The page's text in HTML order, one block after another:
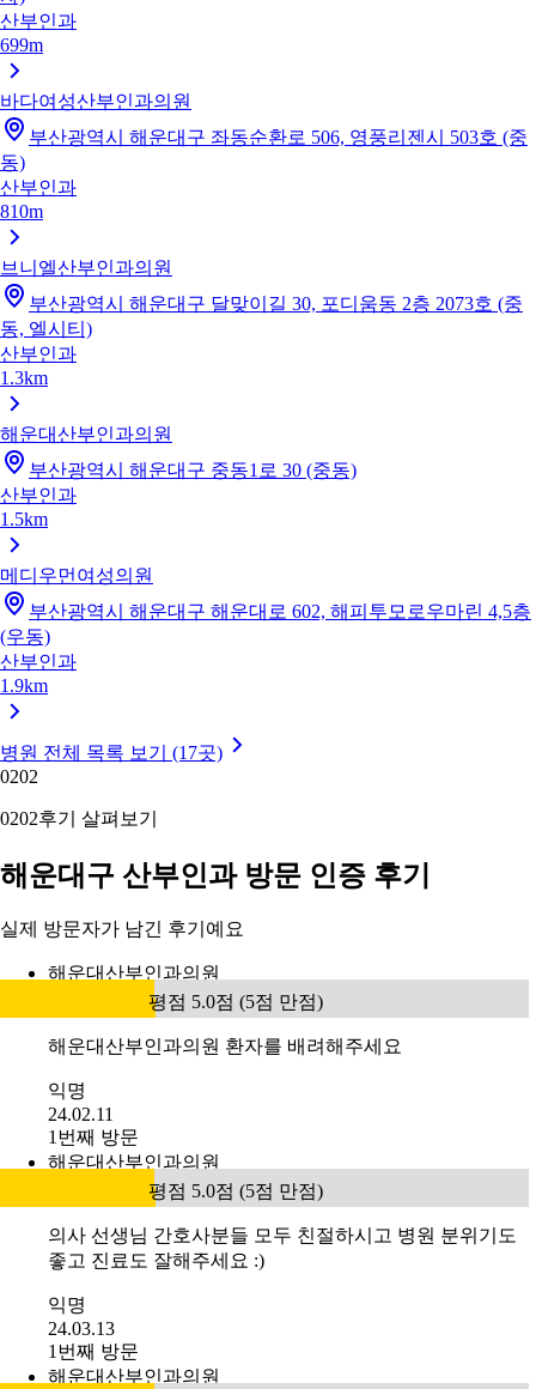
산부인과
699m
바다여성산부인과의원
부산광역시 해운대구 좌동순환로 506, 영풍리젠시 503호 (중
동)
산부인과
810m
브니엘산부인과의원
부산광역시 해운대구 달맞이길 30, 포디움동 2층 2073호 (중
동, 엘시티)
산부인과
1.3km
해운대산부인과의원
부산광역시 해운대구 중동1로 30 (중동)
산부인과
1.5km
메디우먼여성의원
부산광역시 해운대구 해운대로 602, 해피투모로우마린 4,5층
(우동)
산부인과
1.9km
병원 전체 목록 보기 (17곳)
0202
0202후기 살펴보기
해운대구 산부인과 방문 인증 후기
실제 방문자가 남긴 후기예요
해운대산부인과의원
평점 5.0점 (5점 만점)
해운대산부인과의원 환자를 배려해주세요
익명
24.02.11
1번째 방문
해운대산부인과의원
평점 5.0점 (5점 만점)
의사 선생님 간호사분들 모두 친절하시고 병원 분위기도
좋고 진료도 잘해주세요 :)
익명
24.03.13
1번째 방문
해운대산부인과의원